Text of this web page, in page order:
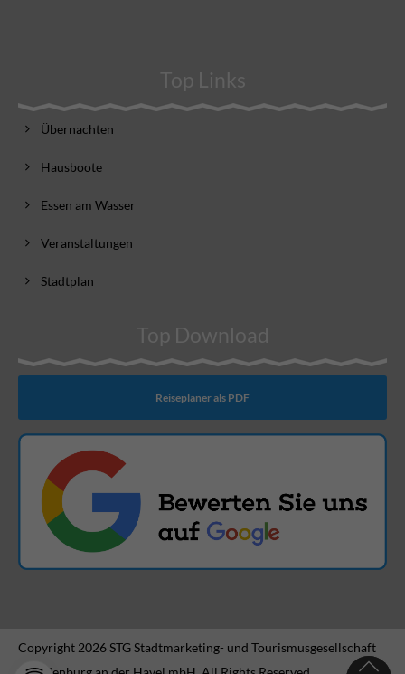
Top Links
Übernachten
Hausboote
Essen am Wasser
Veranstaltungen
Stadtplan
Top Download
Reiseplaner als PDF
Copyright 2026 STG Stadtmarketing- und Tourismusgesellschaft